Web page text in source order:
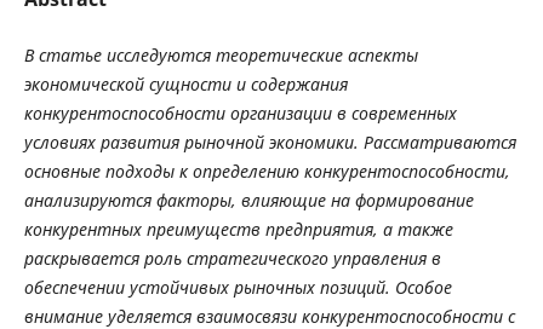
В статье исследуются теоретические аспекты
экономической сущности и содержания
конкурентоспособности организации в современных
условиях развития рыночной экономики. Рассматриваются
основные подходы к определению конкурентоспособности,
анализируются факторы, влияющие на формирование
конкурентных преимуществ предприятия, а также
раскрывается роль стратегического управления в
обеспечении устойчивых рыночных позиций. Особое
внимание уделяется взаимосвязи конкурентоспособности с